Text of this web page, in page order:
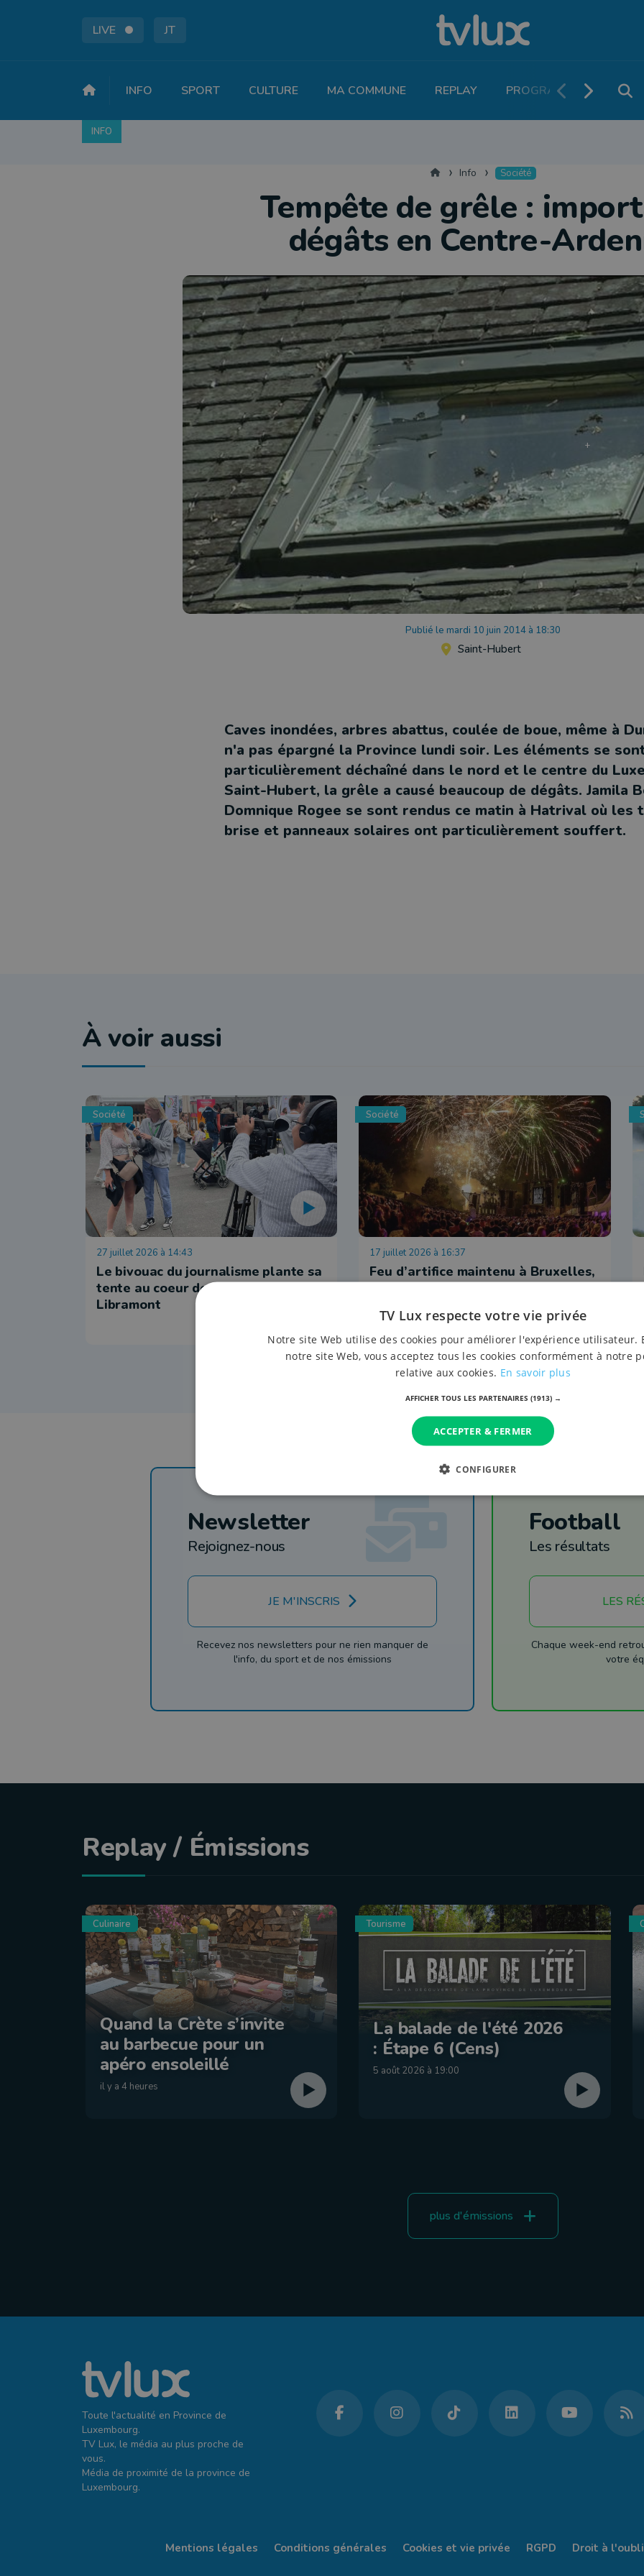
LIVE JT
INFO SPORT CULTURE MA COMMUNE REPLAY PROGRAMME TV
INFO
AccueilInfo Société
Tempête de grêle :
dégâts en Centre-
Publié le mardi 10 juin 2014 à 18:30
Saint-Hubert
Caves inondées, arbres abattus, coulée de boue, même à
n'a pas épargné la Province lundi soir. Les éléments se
particulièrement déchaîné dans le nord et le centre du
Saint-Hubert, la grêle a causé beaucoup de dégâts. Jamila
Domnique Rogee se sont rendus ce matin à Hatrival où les
brise et panneaux solaires ont particulièrement souffert.
À voir aussi
Société
27 juillet 2026 à 14:43
Le bivouac du journalisme plante sa
tente au coeur de la Foire de
Libramont
Société
17 juillet 2026 à 16:37
Feu d’artifice maintenu à Bruxelles,
mais annulé à Dampicourt : le
citoyen
Newsletter
Rejoignez-nous
JE M'INSCRIS
Recevez nos newsletters pour ne rien manquer de
l'info, du sport et de nos émissions
Football
Les résultats
LES
Chaque week-end
votre
Replay / Émissions
Culinaire
Quand la Crète s’invite
au barbecue pour un
apéro ensoleillé
il y a 4 heures
Tourisme
La balade de l'été 2026
: Étape 6 (Cens)
5 août 2026 à 19:00
plus d'émissions
Toute l'actualité en Province de
Luxembourg.
TV Lux, le média au plus proche de
vous.
Média de proximité de la province de
Luxembourg.
Mentions légales Conditions générales Cookies et vie privée RGPD Droit à l'oubli
TV Lux respecte votre vie privée
Notre site Web utilise des cookies pour améliorer l'expérience utilisateur.
notre site Web, vous acceptez tous les cookies conformément à notre
relative aux cookies. En savoir plus
AFFICHER TOUS LES PARTENAIRES (1913) →
ACCEPTER & FERMER
CONFIGURER